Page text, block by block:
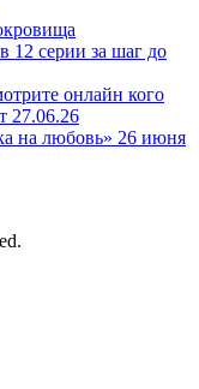
12 серии за шаг до
онлайн кого
27.06.26
на любовь» 26 июня